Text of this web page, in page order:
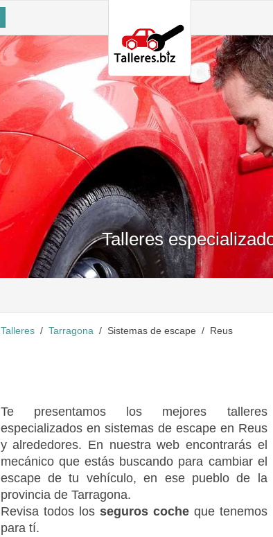
Talleres
Talleres Tarragona Sistemas de escape Reus
Te presentamos los mejores talleres
especializados en sistemas de escape en Reus
y alrededores. En nuestra web encontrarás el
mecánico que estás buscando para cambiar el
escape de tu vehículo, en ese pueblo de la
provincia de Tarragona.
Revisa todos los seguros cocheque tenemos
para tí.